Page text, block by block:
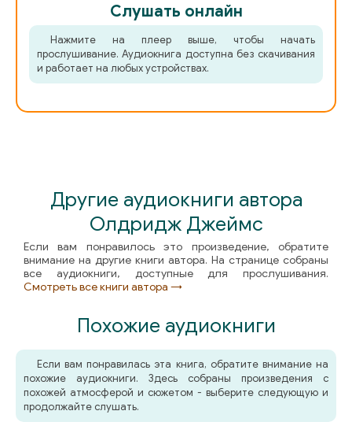
Слушать онлайн
Нажмите на плеер выше, чтобы начать
прослушивание. Аудиокнига доступна без скачивания
и работает на любых устройствах.
Другие аудиокниги автора
Олдридж Джеймс
Если вам понравилось это произведение, обратите
внимание на другие книги автора. На странице собраны
все аудиокниги, доступные для прослушивания.
Смотреть все книги автора →
Похожие аудиокниги
Если вам понравилась эта книга, обратите внимание на
похожие аудиокниги. Здесь собраны произведения с
похожей атмосферой и сюжетом - выберите следующую и
продолжайте слушать.